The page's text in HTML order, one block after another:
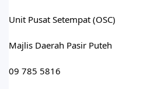
Unit Pusat Setempat (OSC)
Majlis Daerah Pasir Puteh
09 785 5816